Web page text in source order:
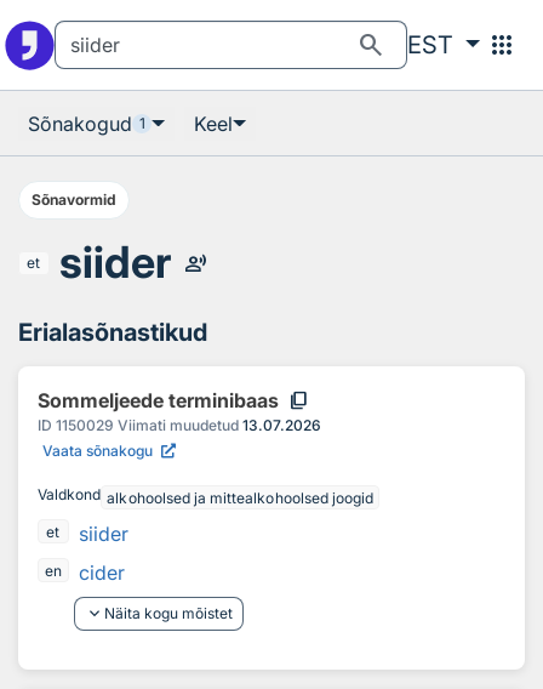
search EST apps
Sõnakogud 1 Keel
Sõnavormid
et siider record_voice_over
Erialasõnastikud
Sommeljeede terminibaas content_copy
ID 1150029 Viimati muudetud 13.07.2026
Vaata sõnakogu
Valdkond alkohoolsed ja mittealkohoolsed joogid
et
siider
en
cider
keyboard_arrow_down Näita kogu mõistet